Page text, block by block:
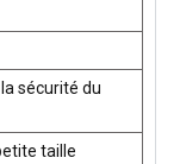
sécurité du
taille